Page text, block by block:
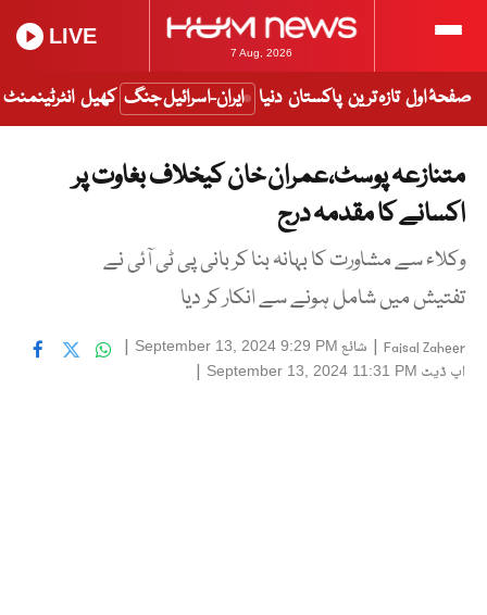
7 Aug, 2026
LIVE
صفحۂ اول تازہ ترین پاکستان دنیا ایران-اسرائیل جنگ کھیل انٹرٹینمنٹ
متنازعہ پوسٹ،عمران خان کیخلاف بغاوت پر
اکسانے کا مقدمہ درج
وکلاء سے مشاورت کا بہانہ بنا کر بانی پی ٹی آئی نے
تفتیش میں شامل ہونے سے انکار کر دیا
Faisal Zaheer
| شائع September 13, 2024 9:29 PM
|
اپ ڈیٹ September 13, 2024 11:31 PM
|